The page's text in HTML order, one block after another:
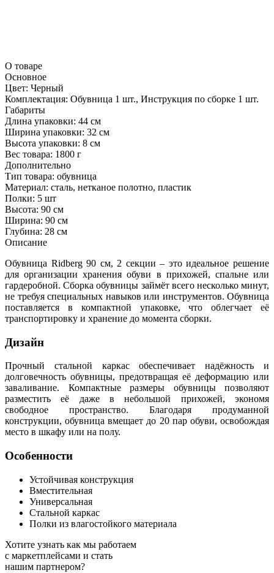
О товаре
Основное
Цвет: Черный
Комплектация: Обувница 1 шт., Инструкция по сборке 1 шт.
Габариты
Длина упаковки: 44 см
Ширина упаковки: 32 см
Высота упаковки: 8 см
Вес товара: 1800 г
Дополнительно
Тип товара: обувница
Материал: сталь, нетканое полотно, пластик
Полки: 5 шт
Высота: 90 см
Ширина: 90 см
Глубина: 28 см
Описание
Обувница Ridberg 90 см, 2 секции – это идеальное решение
для организации хранения обуви в прихожей, спальне или
гардеробной. Сборка обувницы займёт всего несколько минут,
не требуя специальных навыков или инструментов. Обувница
поставляется в компактной упаковке, что облегчает её
транспортировку и хранение до момента сборки.
Дизайн
Прочный стальной каркас обеспечивает надёжность и
долговечность обувницы, предотвращая её деформацию или
заваливание. Компактные размеры обувницы позволяют
разместить её даже в небольшой прихожей, экономя
свободное пространство. Благодаря продуманной
конструкции, обувница вмещает до 20 пар обуви, освобождая
место в шкафу или на полу.
Особенности
Устойчивая конструкция
Вместительная
Универсальная
Стальной каркас
Полки из влагостойкого материала
Хотите узнать как мы работаем
с маркетплейсами и стать
нашим партнером?